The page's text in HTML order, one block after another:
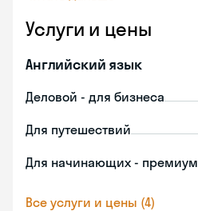
Услуги и цены
Английский язык
Деловой - для бизнеса
Для путешествий
Для начинающих - премиум
Все услуги и цены (4)